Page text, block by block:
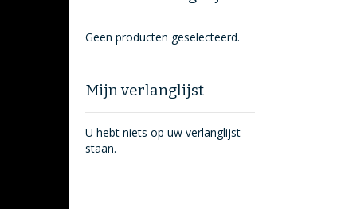
Geen producten geselecteerd.
Mijn verlanglijst
U hebt niets op uw verlanglijst
staan.